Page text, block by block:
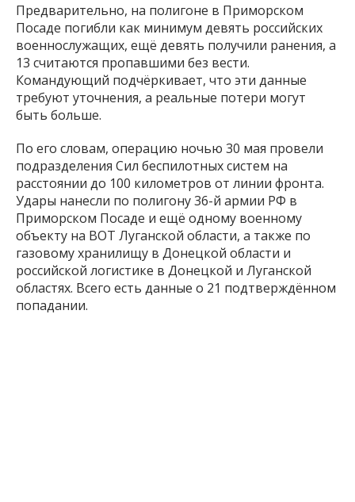
Предварительно, на полигоне в Приморском
Посаде погибли как минимум девять российских
военнослужащих, ещё девять получили ранения, а
13 считаются пропавшими без вести.
Командующий подчёркивает, что эти данные
требуют уточнения, а реальные потери могут
быть больше.
По его словам, операцию ночью 30 мая провели
подразделения Сил беспилотных систем на
расстоянии до 100 километров от линии фронта.
Удары нанесли по полигону 36-й армии РФ в
Приморском Посаде и ещё одному военному
объекту на ВОТ Луганской области, а также по
газовому хранилищу в Донецкой области и
российской логистике в Донецкой и Луганской
областях. Всего есть данные о 21 подтверждённом
попадании.